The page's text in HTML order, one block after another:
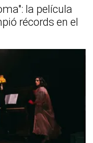
la película
récords en el